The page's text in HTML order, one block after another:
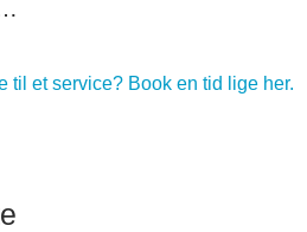
til et service? Book en tid lige her.